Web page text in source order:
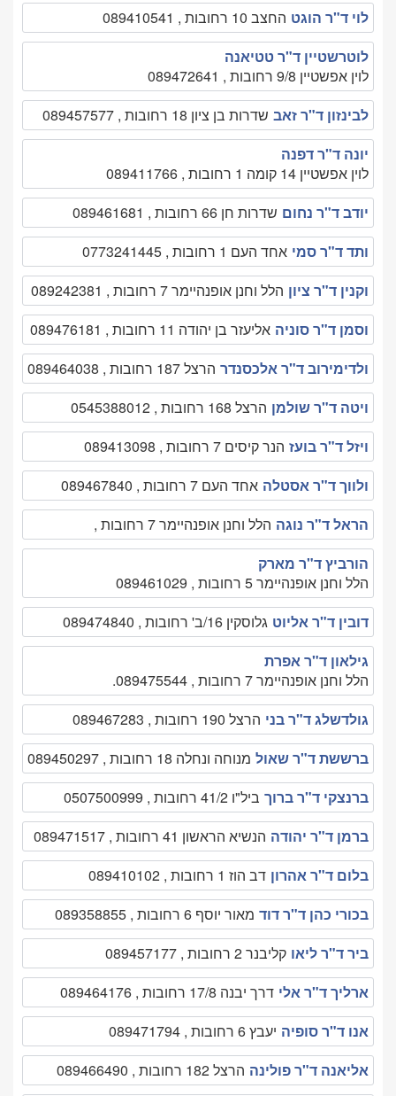
לוי ד"ר הוגט החצב 10 רחובות , 089410541
לוטרשטיין ד"ר טטיאנה
לוין אפשטיין 9/8 רחובות , 089472641
לבינזון ד"ר זאב שדרות בן ציון 18 רחובות , 089457577
יונה ד"ר דפנה
לוין אפשטיין 14 קומה 1 רחובות , 089411766
יודב ד"ר נחום שדרות חן 66 רחובות , 089461681
ותד ד"ר סמי אחד העם 1 רחובות , 0773241445
וקנין ד"ר ציון הלל וחנן אופנהיימר 7 רחובות , 089242381
וסמן ד"ר סוניה אליעזר בן יהודה 11 רחובות , 089476181
ולדימירוב ד"ר אלכסנדר הרצל 187 רחובות , 089464038
ויטה ד"ר שולמן הרצל 168 רחובות , 0545388012
ויזל ד"ר בועז הנר קיסים 7 רחובות , 089413098
ולווך ד"ר אסטלה אחד העם 7 רחובות , 089467840
הראל ד"ר נוגה הלל וחנן אופנהיימר 7 רחובות ,
הורביץ ד"ר מארק
הלל וחנן אופנהיימר 5 רחובות , 089461029
דובין ד"ר אליוט גלוסקין 16/ב' רחובות , 089474840
גילאון ד"ר אפרת
הלל וחנן אופנהיימר 7 רחובות , 089475544.
גולדשלג ד"ר בני הרצל 190 רחובות , 089467283
ברששת ד"ר שאול מנוחה ונחלה 18 רחובות , 089450297
ברנצקי ד"ר ברוך ביל"ו 41/2 רחובות , 0507500999
ברמן ד"ר יהודה הנשיא הראשון 41 רחובות , 089471517
בלום ד"ר אהרון דב הוז 1 רחובות , 089410102
בכורי כהן ד"ר דוד מאור יוסף 6 רחובות , 089358855
ביר ד"ר ליאו קליבנר 2 רחובות , 089457177
ארליך ד"ר אלי דרך יבנה 17/8 רחובות , 089464176
אנו ד"ר סופיה יעבץ 6 רחובות , 089471794
אליאנה ד"ר פולינה הרצל 182 רחובות , 089466490